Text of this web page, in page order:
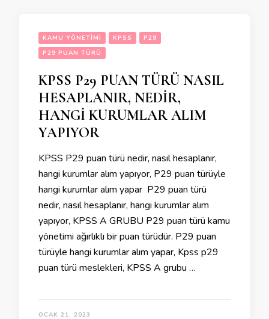
KAMU YÖNETIMI KPSS
P29
P29 PUAN TÜRÜ
KPSS P29 PUAN TÜRÜ NASIL
HESAPLANIR, NEDİR,
HANGİ KURUMLAR ALIM
YAPIYOR
KPSS P29 puan türü nedir, nasıl hesaplanır,
hangi kurumlar alım yapıyor, P29 puan türüyle
hangi kurumlar alım yapar P29 puan türü
nedir, nasıl hesaplanır, hangi kurumlar alım
yapıyor, KPSS A GRUBU P29 puan türü kamu
yönetimi ağırlıklı bir puan türüdür. P29 puan
türüyle hangi kurumlar alım yapar, Kpss p29
puan türü meslekleri, KPSS A grubu …
OCAK 21, 2023